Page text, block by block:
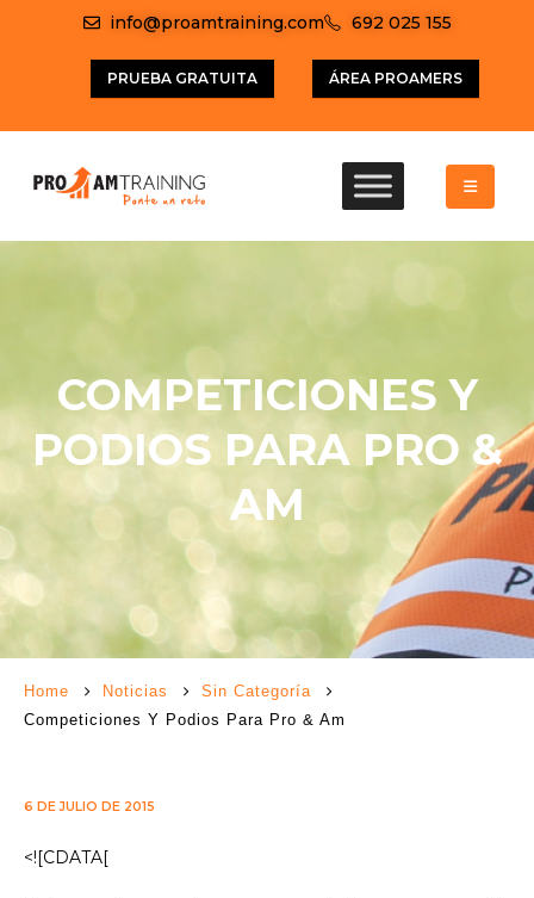
info@proamtraining.com 692 025 155
PRUEBA GRATUITA ÁREA PROAMERS
COMPETICIONES Y
PODIOS PARA PRO &
AM
Home Noticias
Sin Categoría
Competiciones Y Podios Para Pro & Am
6 DE JULIO DE 2015
<![CDATA[